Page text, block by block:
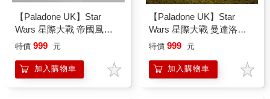
【Paladone UK】Star
Wars 星際大戰 帝國風暴
兵造型 ICON小夜燈
特價 999 元
加入購物車
【Paladone UK】Star
Wars 星際大戰 曼達洛人
造型 ICON小夜燈
特價 999 元
加入購物車